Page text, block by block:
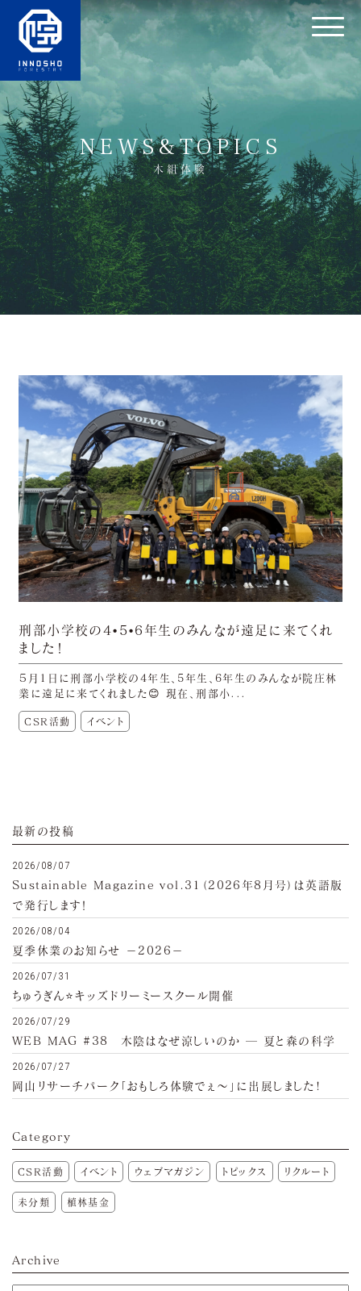
NEWS&TOPICS
木組体験
刑部小学校の4•5•6年生のみんなが遠足に来てくれ
ました！
５月1日に刑部小学校の4年生、5年生、6年生のみんなが院庄林
業に遠足に来てくれました😊 現在、刑部小...
CSR活動 イベント
最新の投稿
2026/08/07
Sustainable Magazine vol.31（2026年8月号）は英語版
で発行します！
2026/08/04
夏季休業のお知らせ −2026−
2026/07/31
ちゅうぎん⭐キッズドリーミースクール開催
2026/07/29
WEB MAG #38 木陰はなぜ涼しいのか ─ 夏と森の科学
2026/07/27
岡山リサーチパーク「おもしろ体験でぇ～」に出展しました!
Category
CSR活動 イベント ウェブマガジン トピックス リクルート
未分類 植林基金
Archive